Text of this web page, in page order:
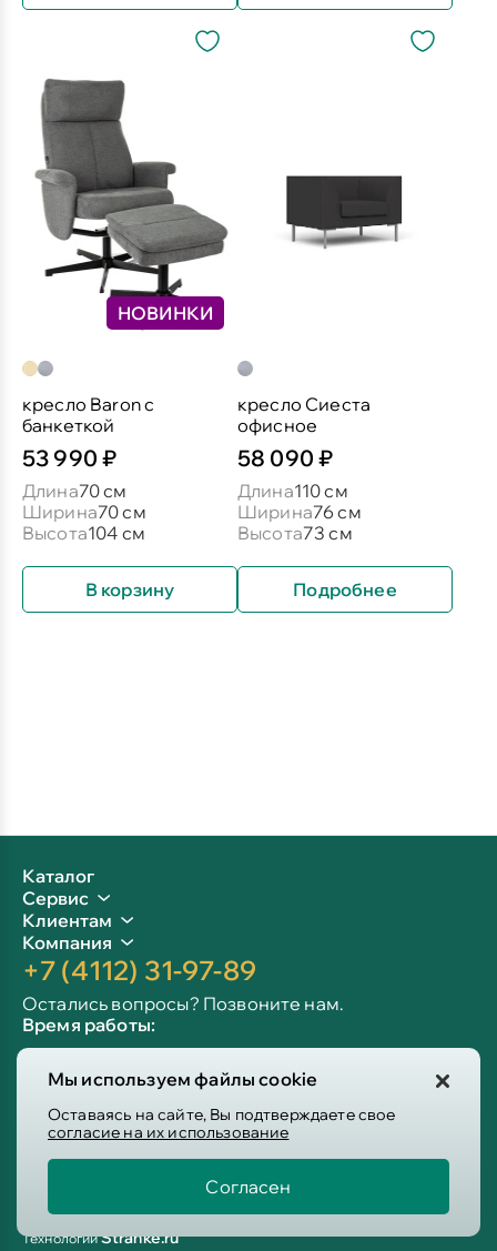
Мы используем файлы cookie
Оставаясь на сайте, Вы подтверждаете свое
согласие на их использование
Согласен
НОВИНКИ
кресло Baron c
банкеткой
53 990 ₽
Длина70 см
Ширина70 см
Высота104 см
В корзину
кресло Сиеста
офисное
58 090 ₽
Длина110 см
Ширина76 см
Высота73 см
Подробнее
Каталог
Сервис
Клиентам
Компания
+7 (4112) 31-97-89
Остались вопросы? Позвоните нам.
Время работы:
Сб-вс: 10:00 - 19:00
Info@victoria-mebel.ru
Пользовательское соглашение
ТехнологииStranke.ru